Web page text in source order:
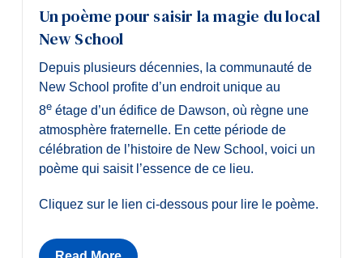
Un poème pour saisir la magie du local
New School
Depuis plusieurs décennies, la communauté de
New School profite d’un endroit unique au
8eétage d’un édifice de Dawson, où règne une
atmosphère fraternelle. En cette période de
célébration de l’histoire de New School, voici un
poème qui saisit l’essence de ce lieu.
Cliquez sur le lien ci-dessous pour lire le poème.